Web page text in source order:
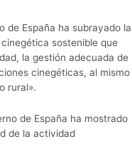
de España ha subrayado la
sostenible que
la gestión adecuada de
cinegéticas, al mismo
rural».
de España ha mostrado
de la actividad